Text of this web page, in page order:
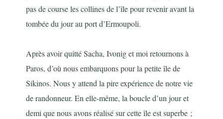
pas de course les collines de l’île pour revenir avant la
tombée du jour au port d’Ermoupoli.
Après avoir quitté Sacha, Ivonig et moi retournons à
Paros, d’où nous embarquons pour la petite île de
Sikinos. Nous y attend la pire expérience de notre vie
de randonneur. En elle-même, la boucle d’un jour et
demi que nous avons réalisé sur cette île est superbe ;